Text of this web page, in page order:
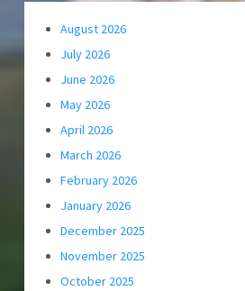
August 2026
July 2026
June 2026
May 2026
April 2026
March 2026
February 2026
January 2026
December 2025
November 2025
October 2025